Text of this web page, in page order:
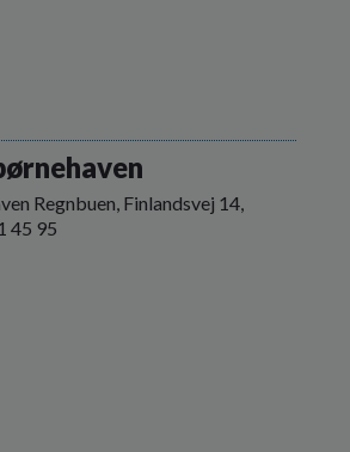
Regnbuen, Finlandsvej 14,
45 95